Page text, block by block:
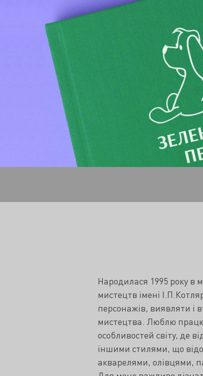
Народилася 1995 року в
мистецтв імені
персонажів, виявляти і
мистецтва. Люблю
особливостей світу, де
іншими стилями, що
акварелями, олівцями,